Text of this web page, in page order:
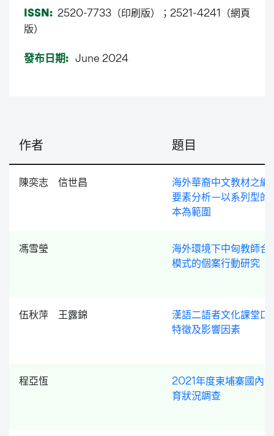
ISSN: 2520-7733（印刷版）；2521-4241（網頁
版）
發布日期: June 2024
作者 題目
陳奕志 信世昌
海外華裔中文教材之編
要素分析—以系列型的
本為範圍
馮雪瑩
海外環境下中匈教師合
模式的個案行動研究
伍秋萍 王露錦
漢語二語者文化課堂口
特徵及影響因素
程亞恆
2021年度柬埔寨國內
育狀況調查